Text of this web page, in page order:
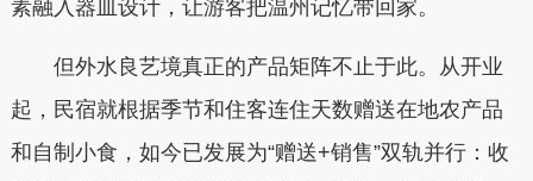
素融入器皿设计，让游客把温州记忆带回家。
但外水良艺境真正的产品矩阵不止于此。从开业
起，民宿就根据季节和住客连住天数赠送在地农产品
和自制小食，如今已发展为“赠送+销售”双轨并行：收